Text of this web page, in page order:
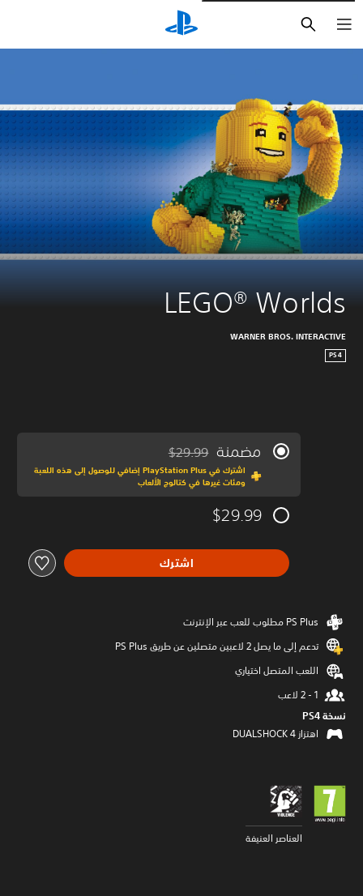
LEGO® Worlds
WARNER BROS. INTERACTIVE
PS4
مضمنة مخصوم من السعر الأصلي البالغ $29.99‏
$29.99
اشترك في PlayStation Plus إضافي للوصول إلى هذه اللعبة
ومئات غيرها في كتالوج الألعاب
$29.99
اشترك
تدعم إلى ما يصل 2 لاعبين متصلين عن طريق PS Plus‏
اللعب المتصل اختياري
نسخة PS4‏
اهتزاز DUALSHOCK 4‏
العناصر العنيفة